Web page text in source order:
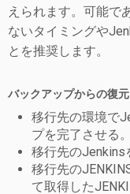
えられます。可能で
ないタイミングや
とを推奨します。
バックアップからの復元
移行先の環境で
プを完了させる。
移行先のJenkins
移行先の
て取得した